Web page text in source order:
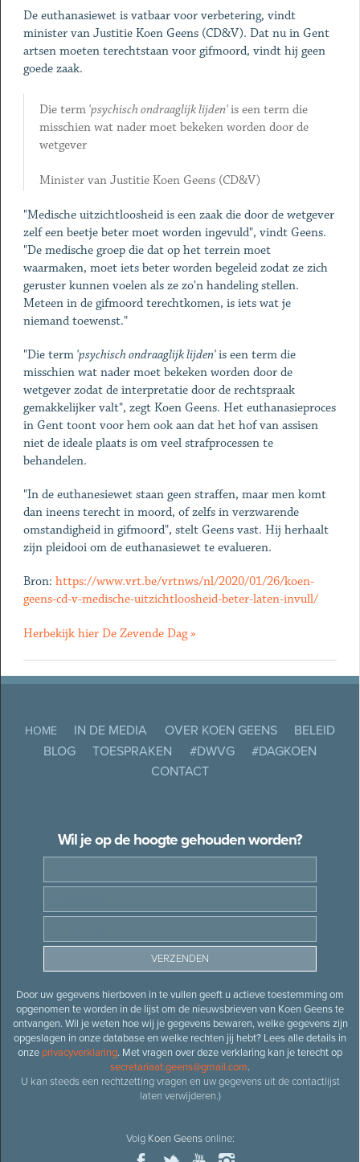
De euthanasiewet is vatbaar voor verbetering, vindt
minister van Justitie Koen Geens (CD&V). Dat nu in Gent
artsen moeten terechtstaan voor gifmoord, vindt hij geen
goede zaak.
Die term'psychisch ondraaglijk lijden'is een term die
misschien wat nader moet bekeken worden door de
wetgever
Minister van Justitie Koen Geens (CD&V)
"Medische uitzichtloosheid is een zaak die door de wetgever
zelf een beetje beter moet worden ingevuld", vindt Geens.
"De medische groep die dat op het terrein moet
waarmaken, moet iets beter worden begeleid zodat ze zich
geruster kunnen voelen als ze zo'n handeling stellen.
Meteen in de gifmoord terechtkomen, is iets wat je
niemand toewenst."
"Die term'psychisch ondraaglijk lijden'is een term die
misschien wat nader moet bekeken worden door de
wetgever zodat de interpretatie door de rechtspraak
gemakkelijker valt", zegt Koen Geens. Het euthanasieproces
in Gent toont voor hem ook aan dat het hof van assisen
niet de ideale plaats is om veel strafprocessen te
behandelen.
"In de euthanesiewet staan geen straffen, maar men komt
dan ineens terecht in moord, of zelfs in verzwarende
omstandigheid in gifmoord", stelt Geens vast. Hij herhaalt
zijn pleidooi om de euthanasiewet te evalueren.
Bron: https://www.vrt.be/vrtnws/nl/2020/01/26/koen-
geens-cd-v-medische-uitzichtloosheid-beter-laten-invull/
Herbekijk hier De Zevende Dag »
HOME IN DE MEDIA OVER KOEN GEENS
BELEID
BLOG
TOESPRAKEN #DWVG
#DAGKOEN
CONTACT
Wil je op de hoogte gehouden worden?
Door uw gegevens hierboven in te vullen geeft u actieve toestemming om
opgenomen te worden in de lijst om de nieuwsbrieven van Koen Geens te
ontvangen. Wil je weten hoe wij je gegevens bewaren, welke gegevens zijn
opgeslagen in onze database en welke rechten jij hebt? Lees alle details in
onze privacyverklaring. Met vragen over deze verklaring kan je terecht op
secretariaat.geens@gmail.com.
U kan steeds een rechtzetting vragen en uw gegevens uit de contactlijst
laten verwijderen.)
Volg Koen Geensonline: